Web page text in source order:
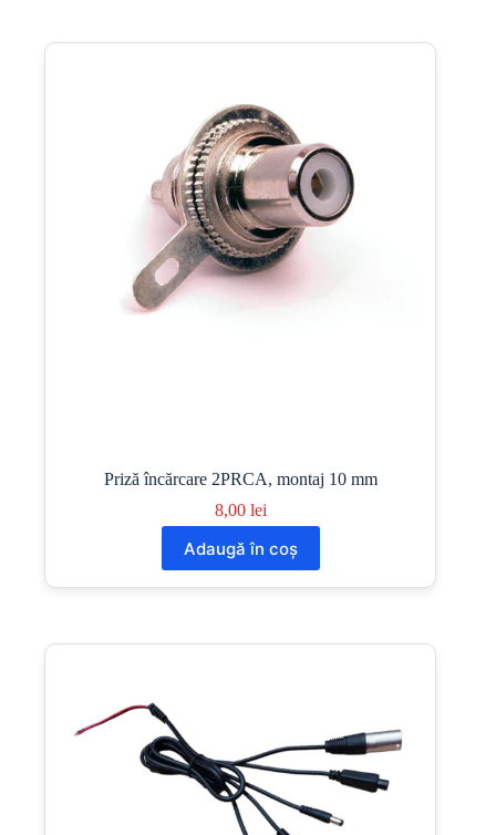
Priză încărcare 2PRCA, montaj 10 mm
8,00 lei
Adaugă în coș